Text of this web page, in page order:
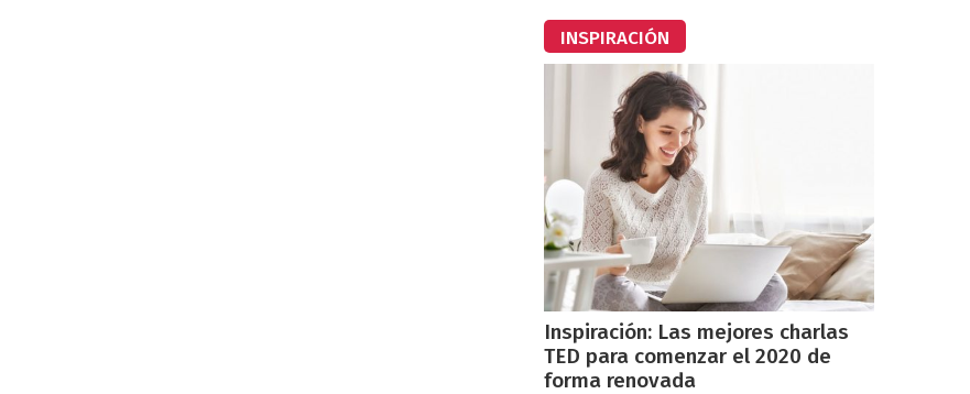
INSPIRACIÓN
Inspiración: Las mejores charlas
TED para comenzar el 2020 de
forma renovada